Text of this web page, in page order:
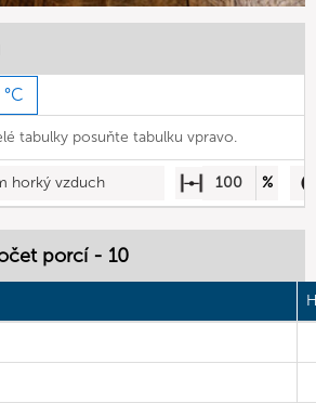
tabulky posuňte tabulku vpravo.
horký vzduch 100 %
porcí - 10